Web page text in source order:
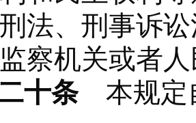
法、刑事诉
察机关或者
十条本规定